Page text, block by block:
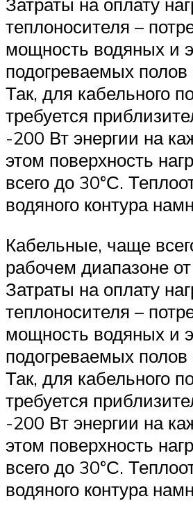
теплоносителя –
мощность водяных и
подогреваемых полов
Так, для кабельного
требуется
-200 Вт энергии на
этом поверхность
всего до 30°С.
водяного контура
Кабельные, чаще
рабочем диапазоне
Затраты на оплату
теплоносителя –
мощность водяных и
подогреваемых полов
Так, для кабельного
требуется
-200 Вт энергии на
этом поверхность
всего до 30°С.
водяного контура